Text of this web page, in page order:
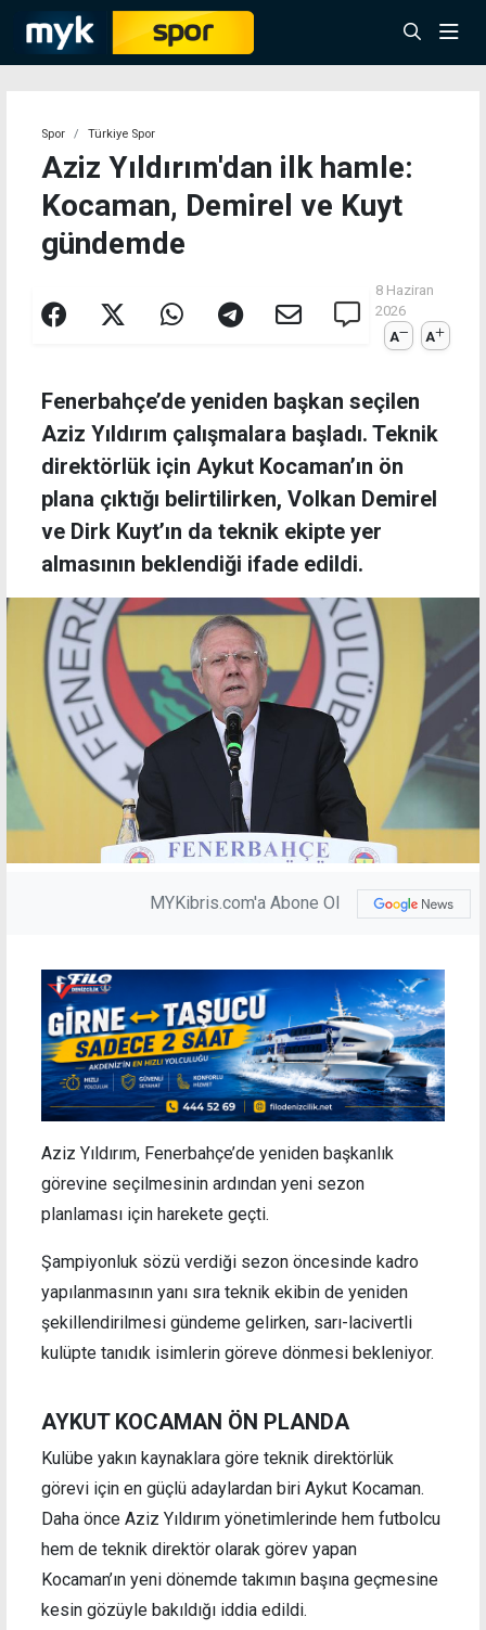
Spor Türkiye Spor
Aziz Yıldırım'dan ilk hamle:
Kocaman, Demirel ve Kuyt
gündemde
8 Haziran
2026
A
A
Fenerbahçe’de yeniden başkan seçilen
Aziz Yıldırım çalışmalara başladı. Teknik
direktörlük için Aykut Kocaman’ın ön
plana çıktığı belirtilirken, Volkan Demirel
ve Dirk Kuyt’ın da teknik ekipte yer
almasının beklendiği ifade edildi.
MYKibris.com'a Abone Ol
Aziz Yıldırım, Fenerbahçe’de yeniden başkanlık
görevine seçilmesinin ardından yeni sezon
planlaması için harekete geçti.
Şampiyonluk sözü verdiği sezon öncesinde kadro
yapılanmasının yanı sıra teknik ekibin de yeniden
şekillendirilmesi gündeme gelirken, sarı-lacivertli
kulüpte tanıdık isimlerin göreve dönmesi bekleniyor.
AYKUT KOCAMAN ÖN PLANDA
Kulübe yakın kaynaklara göre teknik direktörlük
görevi için en güçlü adaylardan biri Aykut Kocaman.
Daha önce Aziz Yıldırım yönetimlerinde hem futbolcu
hem de teknik direktör olarak görev yapan
Kocaman’ın yeni dönemde takımın başına geçmesine
kesin gözüyle bakıldığı iddia edildi.